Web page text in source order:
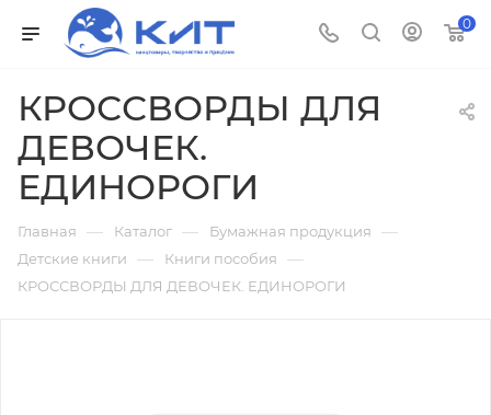
0
КРОССВОРДЫ ДЛЯ
ДЕВОЧЕК.
ЕДИНОРОГИ
Главная — Каталог — Бумажная продукция —
Детские книги — Книги пособия —
КРОССВОРДЫ ДЛЯ ДЕВОЧЕК. ЕДИНОРОГИ